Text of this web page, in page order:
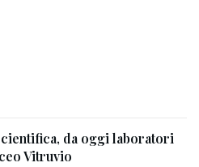
da oggi laboratori
Vitruvio